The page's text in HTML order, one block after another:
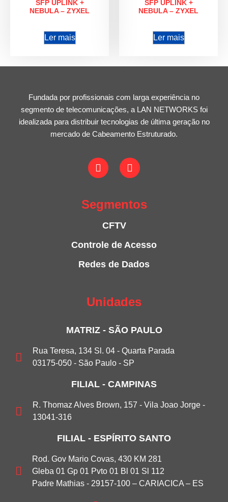
SFP UPLINK +
NEBULA – ZYXEL
Ler mais
SFP UPLINK +
NEBULA – ZYXEL
Ler mais
Fundada por profissionais com larga experiência no
segmento de telecomunicações, a LAN NETWORKS foi
idealizada para distribuir tecnologias de última geração no
mercado de Cabeamento Estruturado.
Segmentos
CFTV
Controle de Acesso
Redes de Dados
Unidades
MATRIZ - SÃO PAULO
Rua Teresa, 134 Sl. 04 - Quarta Parada
03175-050 - São Paulo - SP
FILIAL - CAMPINAS
R. Thomaz Alves Brown, 157 - Vila Joao Jorge -
13041-316
FILIAL - ESPÍRITO SANTO
Rod. Gov Mario Covas, 430 KM 281
Gleba 01 Gp 01 Pvto 01 Bl 01 Sl 112
Padre Mathias - 29157-100 – CARIACICA – ES